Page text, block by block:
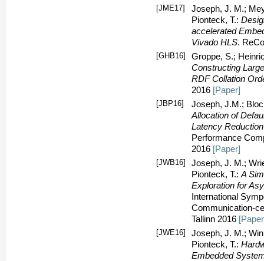
[JME17]
Joseph, J. M.;
Pionteck, T.:
accelerated
Vivado HLS.
[GHB16]
Groppe, S.;
Constructing
RDF Collation
2016 [Paper]
[JBP16]
Joseph, J.M.;
Allocation of
Latency Reduction
Performance
2016 [Paper]
[JWB16]
Joseph, J. M.;
Pionteck, T.: A
Exploration for
International
Communication-
Tallinn 2016
[JWE16]
Joseph, J. M.;
Pionteck, T.:
Embedded